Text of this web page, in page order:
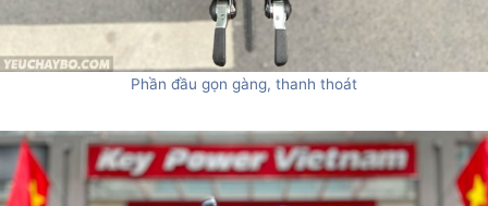
Phần đầu gọn gàng, thanh thoát